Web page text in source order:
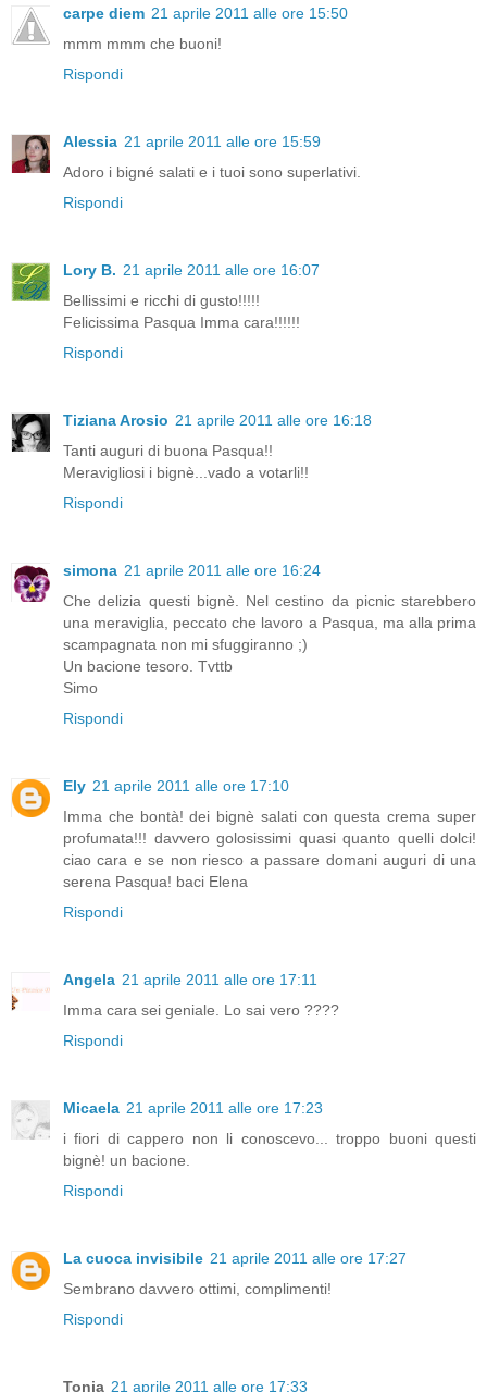
carpe diem 21 aprile 2011 alle ore 15:50
mmm mmm che buoni!
Rispondi
Alessia 21 aprile 2011 alle ore 15:59
Adoro i bigné salati e i tuoi sono superlativi.
Rispondi
Lory B. 21 aprile 2011 alle ore 16:07
Bellissimi e ricchi di gusto!!!!!
Felicissima Pasqua Imma cara!!!!!!
Rispondi
Tiziana Arosio 21 aprile 2011 alle ore 16:18
Tanti auguri di buona Pasqua!!
Meravigliosi i bignè...vado a votarli!!
Rispondi
simona 21 aprile 2011 alle ore 16:24
Che delizia questi bignè. Nel cestino da picnic starebbero
una meraviglia, peccato che lavoro a Pasqua, ma alla prima
scampagnata non mi sfuggiranno ;)
Un bacione tesoro. Tvttb
Simo
Rispondi
Ely 21 aprile 2011 alle ore 17:10
Imma che bontà! dei bignè salati con questa crema super
profumata!!! davvero golosissimi quasi quanto quelli dolci!
ciao cara e se non riesco a passare domani auguri di una
serena Pasqua! baci Elena
Rispondi
Angela 21 aprile 2011 alle ore 17:11
Imma cara sei geniale. Lo sai vero ????
Rispondi
Micaela 21 aprile 2011 alle ore 17:23
i fiori di cappero non li conoscevo... troppo buoni questi
bignè! un bacione.
Rispondi
La cuoca invisibile 21 aprile 2011 alle ore 17:27
Sembrano davvero ottimi, complimenti!
Rispondi
Tonia 21 aprile 2011 alle ore 17:33